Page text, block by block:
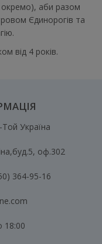
окремо), аби разом
Єдинорогів та
від 4 років.
Україна
оф.302
364-95-16
18:00